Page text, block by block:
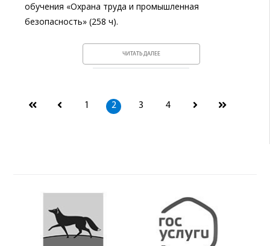
обучения «Охрана труда и промышленная
безопасность» (258 ч).
ЧИТАТЬ ДАЛЕЕ
1 2 3 4